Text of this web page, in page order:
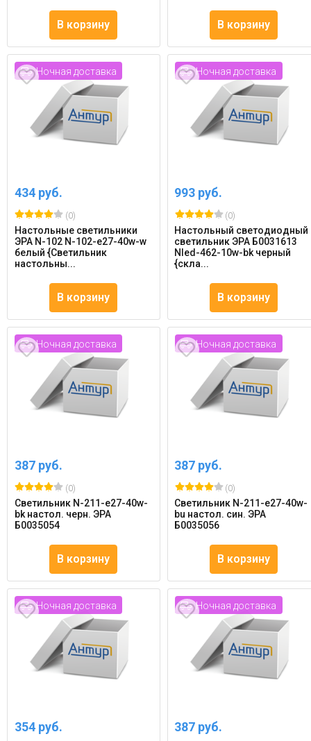
В корзину В корзину
Ночная доставка
434 руб.
(0)
Настольные светильники
ЭРА N-102 N-102-e27-40w-w
белый {Светильник
настольны...
В корзину
Ночная доставка
993 руб.
(0)
Настольный светодиодный
светильник ЭРА Б0031613
Nled-462-10w-bk черный
{скла...
В корзину
Ночная доставка
387 руб.
(0)
Светильник N-211-e27-40w-
bk настол. черн. ЭРА
Б0035054
В корзину
Ночная доставка
387 руб.
(0)
Светильник N-211-e27-40w-
bu настол. син. ЭРА
Б0035056
В корзину
Ночная доставка
354 руб.
Ночная доставка
387 руб.